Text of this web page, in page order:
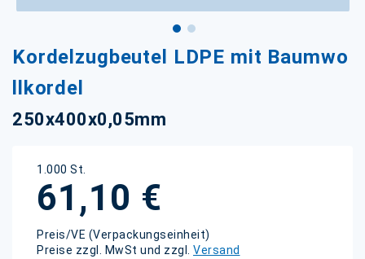
Kordelzugbeutel LDPE mit Baumwo
llkordel
250x400x0,05mm
1.000 St.
61,10 €
Preis/VE (Verpackungseinheit)
Preise zzgl. MwSt und zzgl. Versand
Anfang
der
Bildgalerie
springen